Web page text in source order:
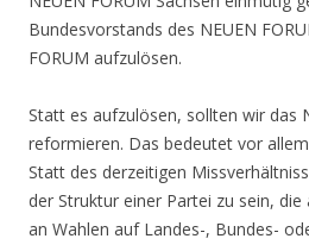
Bundesvorstands des NEUEN
FORUM aufzulösen.
Statt es aufzulösen, sollten wir das
reformieren. Das bedeutet vor
Statt des derzeitigen
der Struktur einer Partei zu sein,
an Wahlen auf Landes-, Bundes-